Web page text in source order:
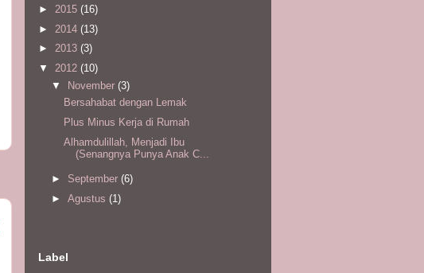
► 2015 (16)
► 2014 (13)
► 2013 (3)
▼ 2012 (10)
▼ November (3)
Bersahabat dengan Lemak
Plus Minus Kerja di Rumah
Alhamdulillah, Menjadi Ibu
(Senangnya Punya Anak C...
► September (6)
► Agustus (1)
Label